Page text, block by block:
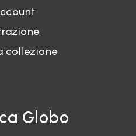
collezione
Globo